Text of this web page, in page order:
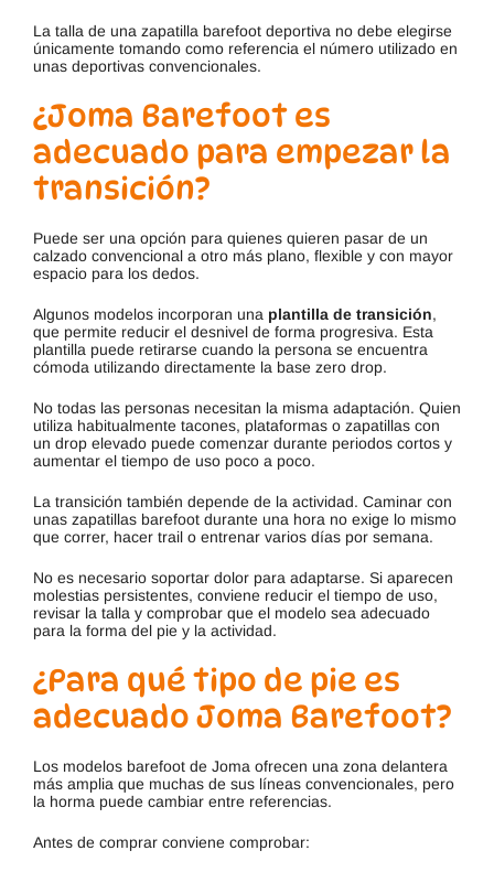
La talla de una zapatilla barefoot deportiva no debe elegirse
únicamente tomando como referencia el número utilizado en
unas deportivas convencionales.
¿Joma Barefoot es
adecuado para empezar la
transición?
Puede ser una opción para quienes quieren pasar de un
calzado convencional a otro más plano, flexible y con mayor
espacio para los dedos.
Algunos modelos incorporan una plantilla de transición,
que permite reducir el desnivel de forma progresiva. Esta
plantilla puede retirarse cuando la persona se encuentra
cómoda utilizando directamente la base zero drop.
No todas las personas necesitan la misma adaptación. Quien
utiliza habitualmente tacones, plataformas o zapatillas con
un drop elevado puede comenzar durante periodos cortos y
aumentar el tiempo de uso poco a poco.
La transición también depende de la actividad. Caminar con
unas zapatillas barefoot durante una hora no exige lo mismo
que correr, hacer trail o entrenar varios días por semana.
No es necesario soportar dolor para adaptarse. Si aparecen
molestias persistentes, conviene reducir el tiempo de uso,
revisar la talla y comprobar que el modelo sea adecuado
para la forma del pie y la actividad.
¿Para qué tipo de pie es
adecuado Joma Barefoot?
Los modelos barefoot de Joma ofrecen una zona delantera
más amplia que muchas de sus líneas convencionales, pero
la horma puede cambiar entre referencias.
Antes de comprar conviene comprobar: